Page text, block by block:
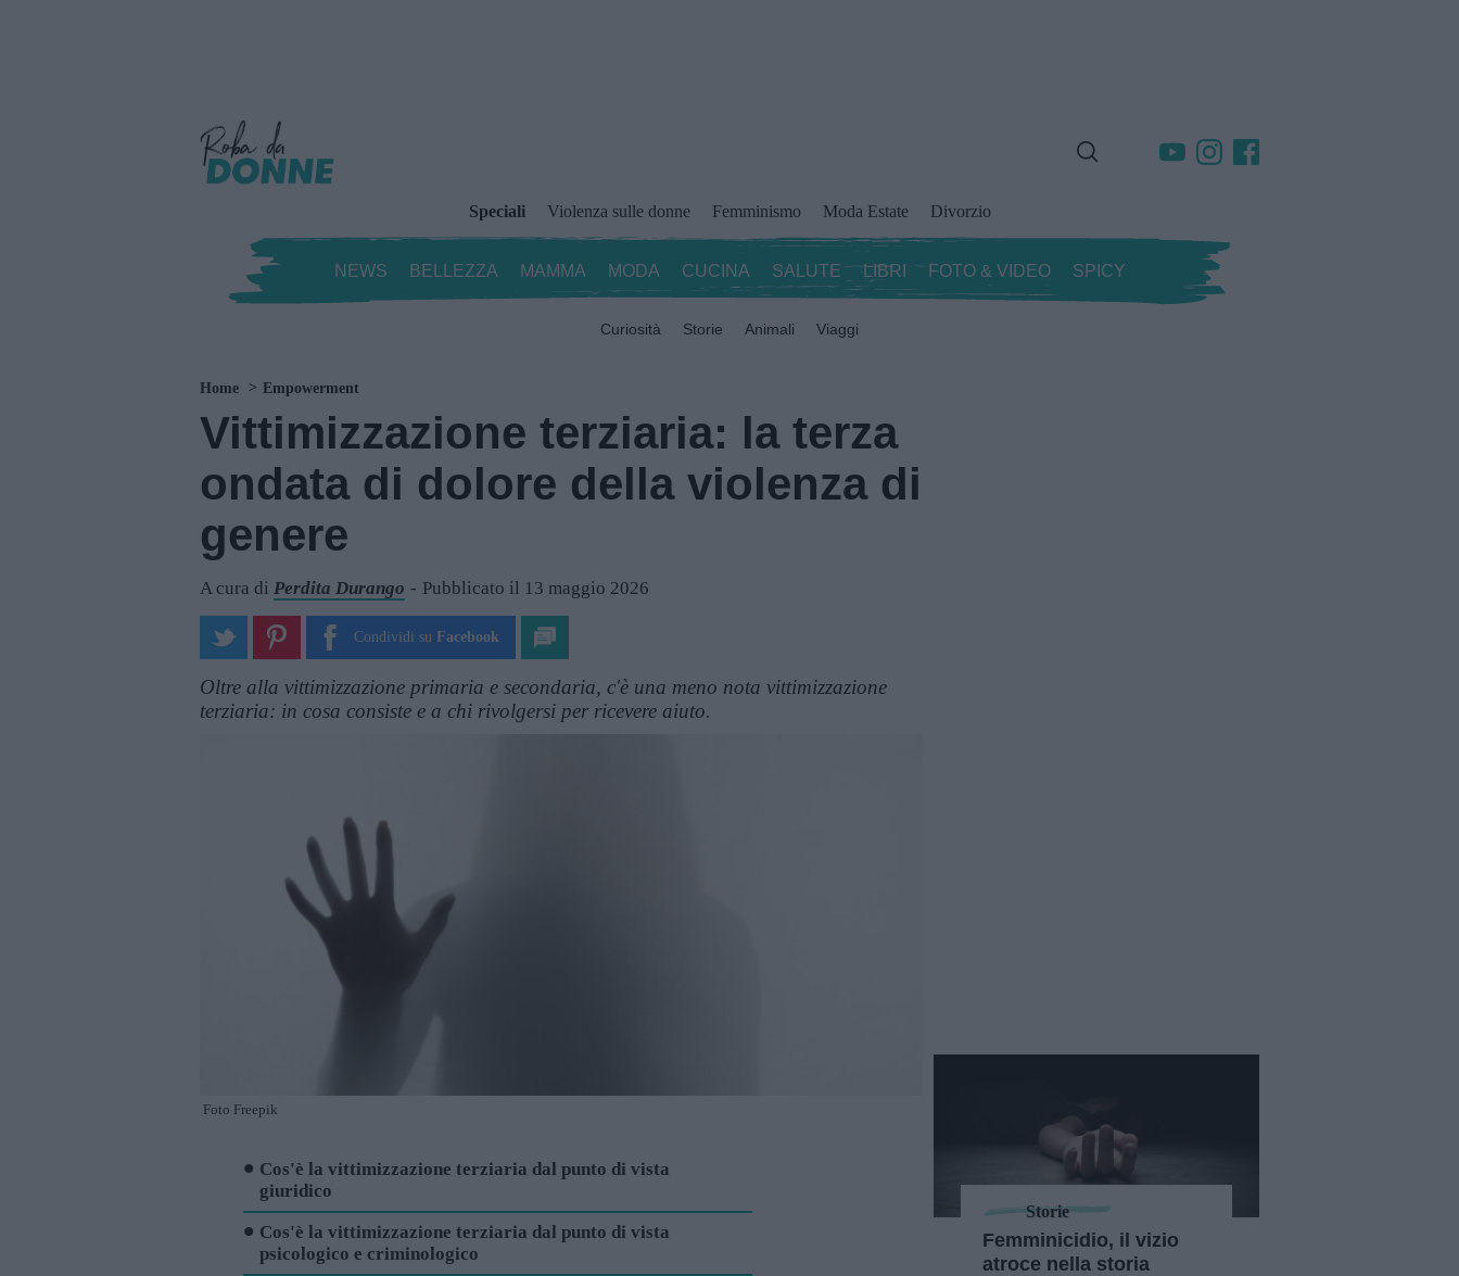
Speciali Violenza sulle donne Femminismo Moda Estate Divorzio
NEWS BELLEZZA MAMMA MODA CUCINA SALUTE LIBRI FOTO & VIDEO SPICY
Curiosità Storie Animali Viaggi
Home Empowerment
Vittimizzazione terziaria: la terza
ondata di dolore della violenza di
genere
A cura di Perdita Durango Pubblicato il 13 maggio 2026
Condividi su Facebook
Oltre alla vittimizzazione primaria e secondaria, c'è una meno nota vittimizzazione
terziaria: in cosa consiste e a chi rivolgersi per ricevere aiuto.
Foto Freepik
Cos'è la vittimizzazione terziaria dal punto di vista
giuridico
Cos'è la vittimizzazione terziaria dal punto di vista
psicologico e criminologico
Storie
Femminicidio, il vizio
atroce nella storia